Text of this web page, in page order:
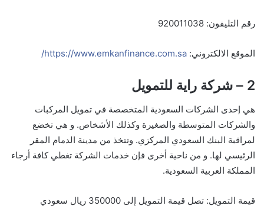
رقم التليفون: 920011038
الموقع الالكتروني: https://www.emkanfinance.com.sa/
2 – شركة راية للتمويل
هي إحدى الشركات السعودية المتخصصة في تمويل المركبات
والشركات المتوسطة والصغيرة وكذلك الأشخاص. و هي تخضع
لمراقبة البنك السعودي المركزي. وتتخذ من مدينة الدمام المقر
الرئيسي لها. و من ناحية أخرى فإن خدمات الشركة تغطي كافة أرجاء
المملكة العربية السعودية.
قيمة التمويل: تصل قيمة التمويل إلى 350000 ريال سعودي